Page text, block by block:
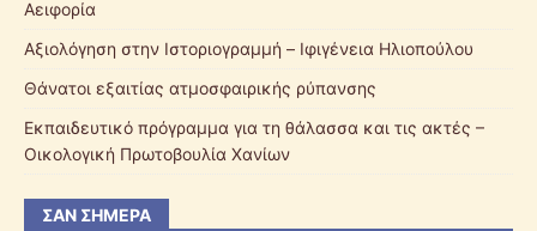
Αειφορία
Αξιολόγηση στην Ιστοριογραμμή – Ιφιγένεια Ηλιοπούλου
Θάνατοι εξαιτίας ατμοσφαιρικής ρύπανσης
Εκπαιδευτικό πρόγραμμα για τη θάλασσα και τις ακτές –
Οικολογική Πρωτοβουλία Χανίων
ΣΑΝ ΣΉΜΕΡΑ